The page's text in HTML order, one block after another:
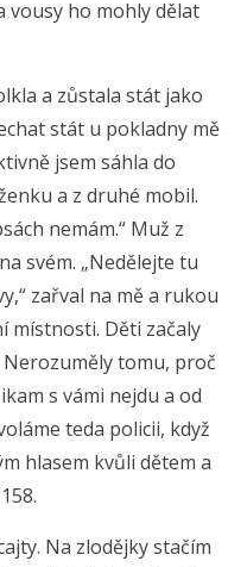
vousy ho mohly dělat
a zůstala stát jako
stát u pokladny mě
jsem sáhla do
a z druhé mobil.
nemám.“ Muž z
svém. „Nedělejte tu
zařval na mě a rukou
místnosti. Děti začaly
Nerozuměly tomu, proč
s vámi nejdu a od
teda policii, když
hlasem kvůli dětem a
Na zlodějky stačím